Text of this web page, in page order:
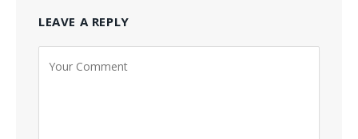
LEAVE A REPLY